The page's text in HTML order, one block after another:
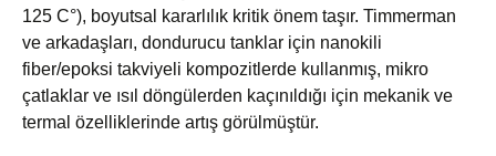
125 C°), boyutsal kararlılık kritik önem taşır. Timmerman
ve arkadaşları, dondurucu tanklar için nanokili
fiber/epoksi takviyeli kompozitlerde kullanmış, mikro
çatlaklar ve ısıl döngülerden kaçınıldığı için mekanik ve
termal özelliklerinde artış görülmüştür.